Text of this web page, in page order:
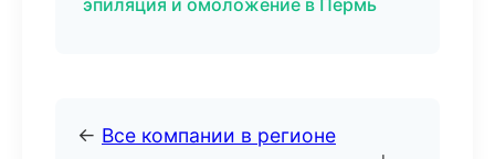
эпиляция и омоложение в Пермь
← Все компании в регионе